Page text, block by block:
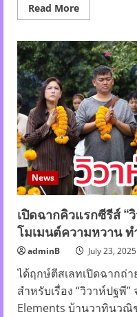
Read MoreRead
more
ทอง
พลาซ่า
จับ
มือ
กระทรวง
วัฒนธรรม
เท
คะแนน
ให้
“ชุด
Art”
คว้า
รางวัล
“สุด
ยอดดี
ไซ
ร์
สาว
พลัส
ไซซ์”
ไป
ครอง
ใน
การ
ประกวด
“กรุง
ทอง
News
เปิดฉากคิวแรกซีรีส์ “
โมเมนต์ความหวาน ท
adminB July 23, 2025
ได้ฤกษ์ตีสเลทเปิดฉากถ่
สำหรับเรื่อง “วิวาห์ปฐพี”
Elements บ้านวาทินวณิ